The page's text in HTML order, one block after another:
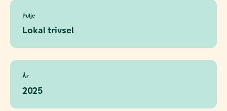
Pulje
Lokal trivsel
År
2025